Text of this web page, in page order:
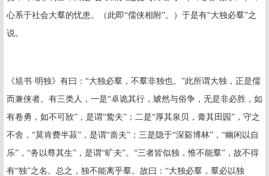
心系于社会大羣的忧患。（此即“儒侠相附”。）于是有“大独必羣”之
说。
《訄书·明独》有曰：“大独必羣，不羣非独也。”此所谓大独，正是儒
而兼侠者。有三类人，一是“卓诡其行，虓然与俗争，无是非必胜，如
有卷勇，如不可敔”，是谓“鸷夫”；二是“厚其泉贝，膏其田园”，守之
不舍，“莫肯费半菽”，是谓“啬夫”；三是隐于“深谿博林”，“幽闲以自
乐”，“务以尊其生”，是谓“旷夫”。“三者皆似独，惟不能羣”，故不得
有“独”之名。总之，独不能离乎羣。故曰：“大独必羣，羣必以独